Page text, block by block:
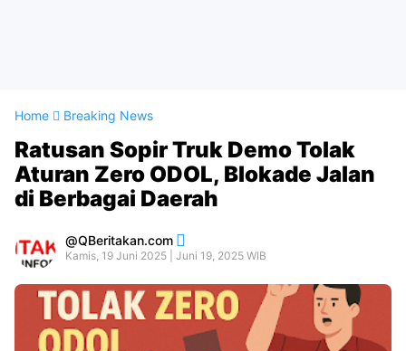
Home Breaking News
Ratusan Sopir Truk Demo Tolak
Aturan Zero ODOL, Blokade Jalan
di Berbagai Daerah
QBeritakan.com
Kamis, 19 Juni 2025 | Juni 19, 2025 WIB